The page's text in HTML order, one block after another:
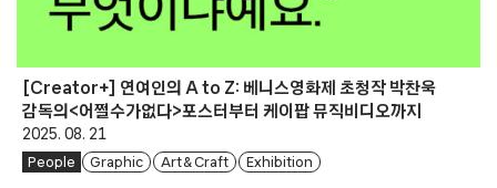
[Creator+] 연여인의 A to Z: 베니스영화제 초청작 박찬욱
감독의<어쩔수가없다>포스터부터 케이팝 뮤직비디오까지
2025. 08. 21
People Graphic Art & Craft Exhibition